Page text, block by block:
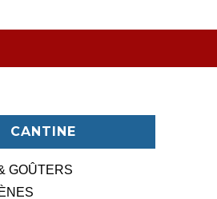
CANTINE
GOÛTERS